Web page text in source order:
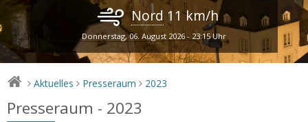
Nord 11km/h
Donnerstag, 06. August 2026 - 23:15 Uhr
> Aktuelles > Presseraum > 2023
Presseraum - 2023